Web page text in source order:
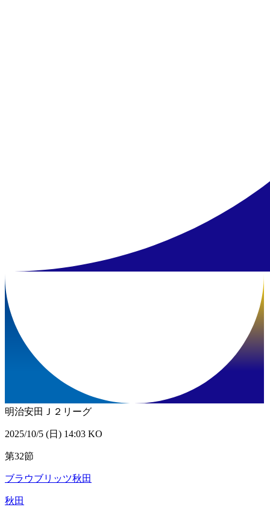
明治安田Ｊ２リーグ
2025/10/5 (日) 14:03 KO
第32節
ブラウブリッツ秋田
秋田